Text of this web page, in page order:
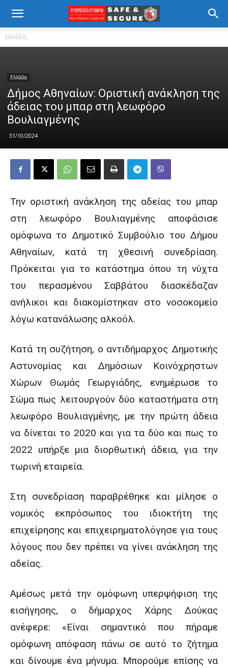
Ελλάδα
Ελλάδα
Δήμος Αθηναίων: Οριστική ανάκληση της
άδειας του μπαρ στη λεωφόρο
Βουλιαγμένης
31/10/2024
Την οριστική ανάκληση της αδείας του μπαρ
στη λεωφόρο Βουλιαγμένης αποφάσισε
ομόφωνα το Δημοτικό Συμβούλιο του Δήμου
Αθηναίων, κατά τη χθεσινή συνεδρίαση.
Πρόκειται για το κατάστημα όπου τη νύχτα
του περασμένου Σαββάτου διασκέδαζαν
ανήλικοι και διακομίστηκαν στο νοσοκομείο
λόγω κατανάλωσης αλκοόλ.
Κατά τη συζήτηση, ο αντιδήμαρχος Δημοτικής
Αστυνομίας και Δημόσιων Κοινόχρηστων
Χώρων Θωμάς Γεωργιάδης, ενημέρωσε το
Σώμα πως λειτουργούν δύο καταστήματα στη
λεωφόρο Βουλιαγμένης, με την πρώτη άδεια
να δίνεται το 2020 και για τα δύο και πως το
2022 υπήρξε μια διορθωτική άδεια, για την
τωρινή εταιρεία.
Στη συνεδρίαση παραβρέθηκε και μίλησε ο
νομικός εκπρόσωπος του ιδιοκτήτη της
επιχείρησης και επιχειρηματολόγησε για τους
λόγους που δεν πρέπει να γίνει ανάκληση της
αδείας.
Αμέσως μετά την ομόφωνη υπερψήφιση της
εισήγησης, ο δήμαρχος Χάρης Δούκας
ανέφερε: «Είναι σημαντικό που πήραμε
ομόφωνη απόφαση πάνω σε αυτό το ζήτημα
και δίνουμε ένα μήνυμα. Μπορούμε επίσης να